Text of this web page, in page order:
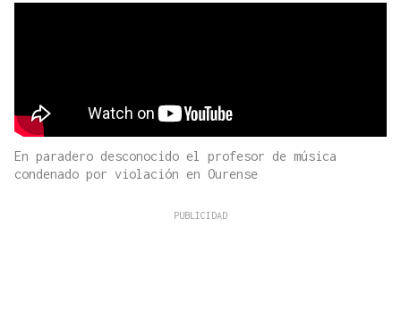
En paradero desconocido el profesor de música
condenado por violación en Ourense